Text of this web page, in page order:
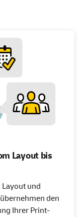
Layout bis
und
den
Ihrer Print-